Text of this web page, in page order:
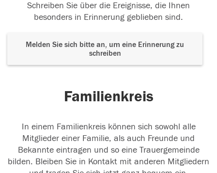
Schreiben Sie über die Ereignisse, die Ihnen
besonders in Erinnerung geblieben sind.
Melden Sie sich bitte an, um eine Erinnerung zu
schreiben
Familienkreis
In einem Familienkreis können sich sowohl alle
Mitglieder einer Familie, als auch Freunde und
Bekannte eintragen und so eine Trauergemeinde
bilden. Bleiben Sie in Kontakt mit anderen Mitgliedern